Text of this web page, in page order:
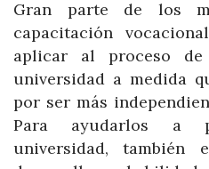
Gran parte de los
capacitación
aplicar al proceso
universidad a medida
por ser más
Para ayudarlos a
universidad, también